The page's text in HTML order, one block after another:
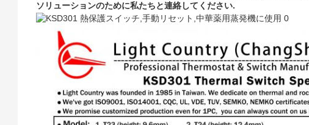
ソリューションのために私たちと連絡してください.